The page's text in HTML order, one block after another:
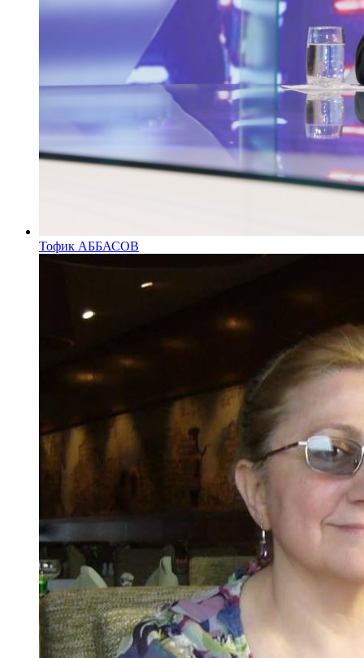
Тофик АББАСОВ